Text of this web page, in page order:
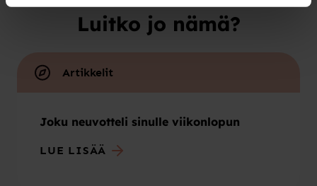
Luitko jo nämä?
Artikkelit
Joku neuvotteli sinulle viikonlopun
LUE LISÄÄ